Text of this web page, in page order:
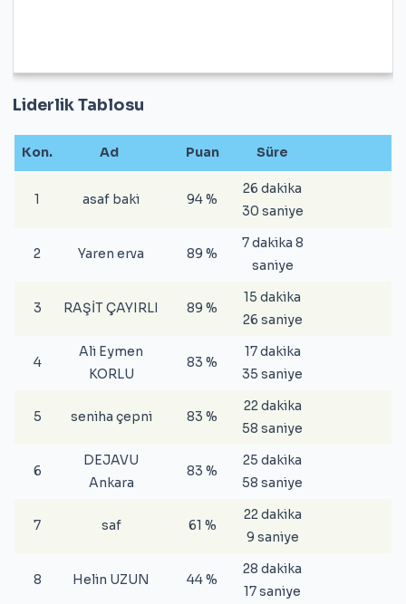
Liderlik Tablosu
Kon. Ad Puan Süre
1 asaf baki 94 %
26 dakika
30 saniye
2 Yaren erva 89 %
7 dakika 8
saniye
3 RAŞİT ÇAYIRLI 89 %
15 dakika
26 saniye
4
Ali Eymen
KORLU
83 %
17 dakika
35 saniye
5 seniha çepni 83 %
22 dakika
58 saniye
6
DEJAVU
Ankara
83 %
25 dakika
58 saniye
7 saf 61 %
22 dakika
9 saniye
8 Helin UZUN 44 %
28 dakika
17 saniye